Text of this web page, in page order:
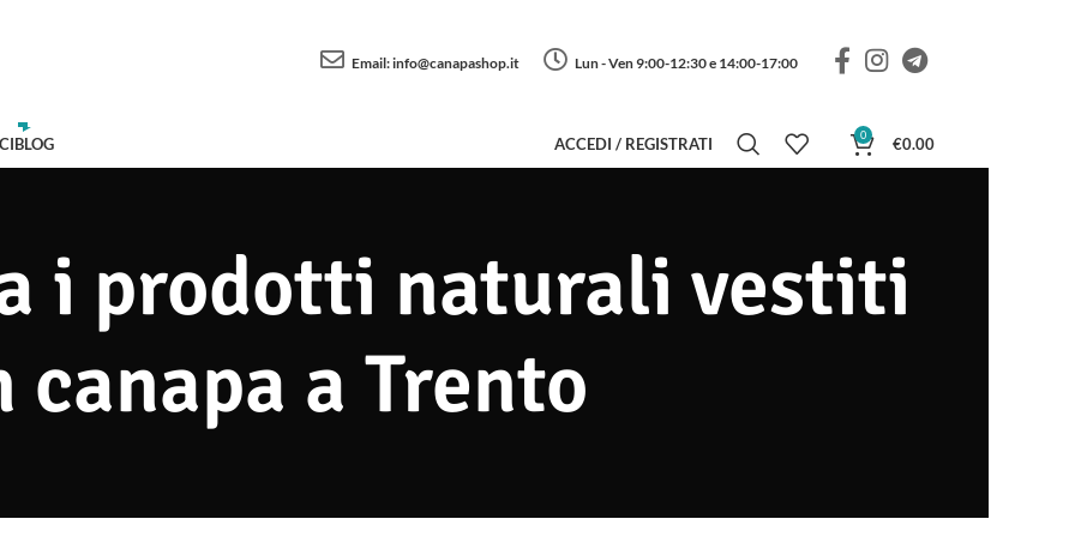
Email:info@canapashop.it Lun - Ven 9:00-12:30 e 14:00-17:00
BLOG ACCEDI / REGISTRATI 0 €0.00
i prodotti naturali vestiti
canapa a Trento